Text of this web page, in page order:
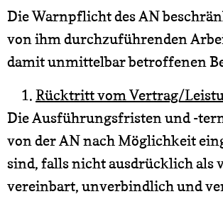
Die Warnpflicht des AN
von ihm durchzuführenden
damit unmittelbar betroffenen
Rücktritt vom Vertrag/
Die Ausführungsfristen und -
von der AN nach Möglichkeit
sind, falls nicht ausdrücklich als
vereinbart, unverbindlich und